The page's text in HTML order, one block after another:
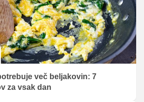
več beljakovin: 7
za vsak dan